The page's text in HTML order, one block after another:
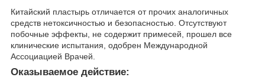
Китайский пластырь отличается от прочих аналогичных
средств нетоксичностью и безопасностью. Отсутствуют
побочные эффекты, не содержит примесей, прошел все
клинические испытания, одобрен Международной
Ассоциацией Врачей.
Оказываемое действие: